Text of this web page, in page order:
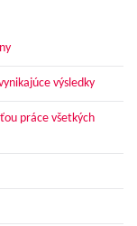
výsledky
práce všetkých